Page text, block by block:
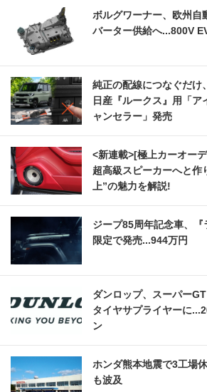
ボルグワーナー、欧州自
バーター供給へ...800V
純正の配線につなぐだけ
日産『ルークス』用「ア
ャンセラー」発売
<新連載>[極上カーオー
超高級スピーカーへと作
上”の魅力を解説!
ジープ85周年記念車、
限定で発売...944万円
ダンロップ、スーパー
タイヤサプライヤーに
ン
ホンダ熊本地震で3工場
も波及